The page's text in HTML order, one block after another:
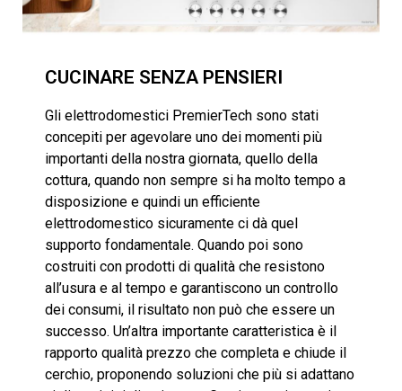
CUCINARE SENZA PENSIERI
Gli elettrodomestici PremierTech sono stati
concepiti per agevolare uno dei momenti più
importanti della nostra giornata, quello della
cottura, quando non sempre si ha molto tempo a
disposizione e quindi un efficiente
elettrodomestico sicuramente ci dà quel
supporto fondamentale. Quando poi sono
costruiti con prodotti di qualità che resistono
all’usura e al tempo e garantiscono un controllo
dei consumi, il risultato non può che essere un
successo. Un’altra importante caratteristica è il
rapporto qualità prezzo che completa e chiude il
cerchio, proponendo soluzioni che più si adattano